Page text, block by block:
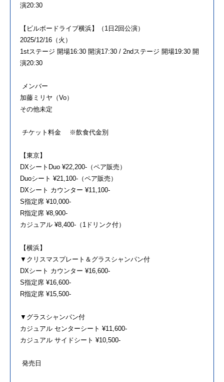
演20:30
【ビルボードライブ横浜】（1日2回公演）
2025/12/16（火）
1stステージ 開場16:30 開演17:30 / 2ndステージ 開場19:30 開
演20:30
メンバー
加藤ミリヤ（Vo）
その他未定
チケット料金 ※飲食代金別
【東京】
DXシートDuo ¥22,200-（ペア販売）
Duoシート ¥21,100-（ペア販売）
DXシート カウンター ¥11,100-
S指定席 ¥10,000-
R指定席 ¥8,900-
カジュアル ¥8,400-（1ドリンク付）
【横浜】
▼クリスマスプレート＆グラスシャンパン付
DXシート カウンター ¥16,600-
S指定席 ¥16,600-
R指定席 ¥15,500-
▼グラスシャンパン付
カジュアル センターシート ¥11,600-
カジュアル サイドシート ¥10,500-
発売日